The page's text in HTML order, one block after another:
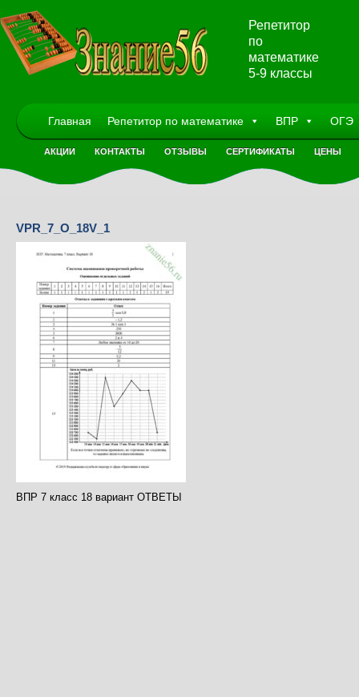
Репетитор
по
математике
5-9 классы
Главная Репетитор по математике ВПР ОГЭ
АКЦИИ КОНТАКТЫ ОТЗЫВЫ СЕРТИФИКАТЫ ЦЕНЫ
VPR_7_O_18V_1
ВПР 7 класс 18 вариант ОТВЕТЫ